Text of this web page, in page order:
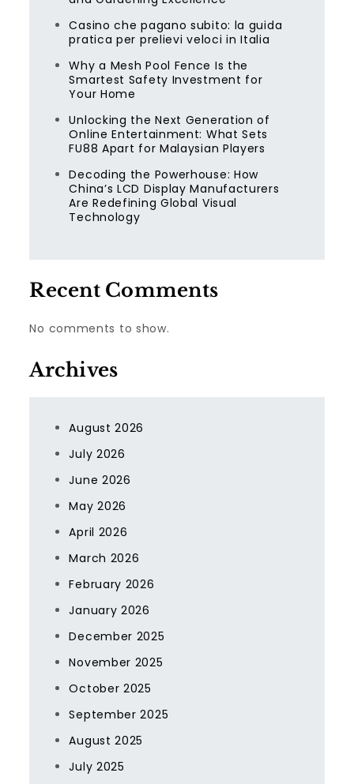
Casino che pagano subito: la guida
pratica per prelievi veloci in Italia
Why a Mesh Pool Fence Is the
Smartest Safety Investment for
Your Home
Unlocking the Next Generation of
Online Entertainment: What Sets
FU88 Apart for Malaysian Players
Decoding the Powerhouse: How
China’s LCD Display Manufacturers
Are Redefining Global Visual
Technology
Recent Comments
No comments to show.
Archives
August 2026
July 2026
June 2026
May 2026
April 2026
March 2026
February 2026
January 2026
December 2025
November 2025
October 2025
September 2025
August 2025
July 2025